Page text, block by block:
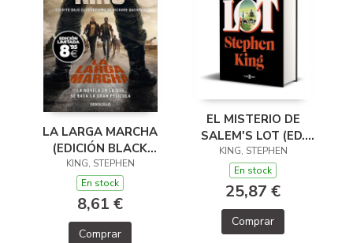
LA LARGA MARCHA
(EDICIÓN BLACK
FRIDAY)
KING, STEPHEN
En stock
8,61 €
Comprar
EL MISTERIO DE
SALEM'S LOT (ED.
50.º ANIVERSARIO)
KING, STEPHEN
En stock
25,87 €
Comprar